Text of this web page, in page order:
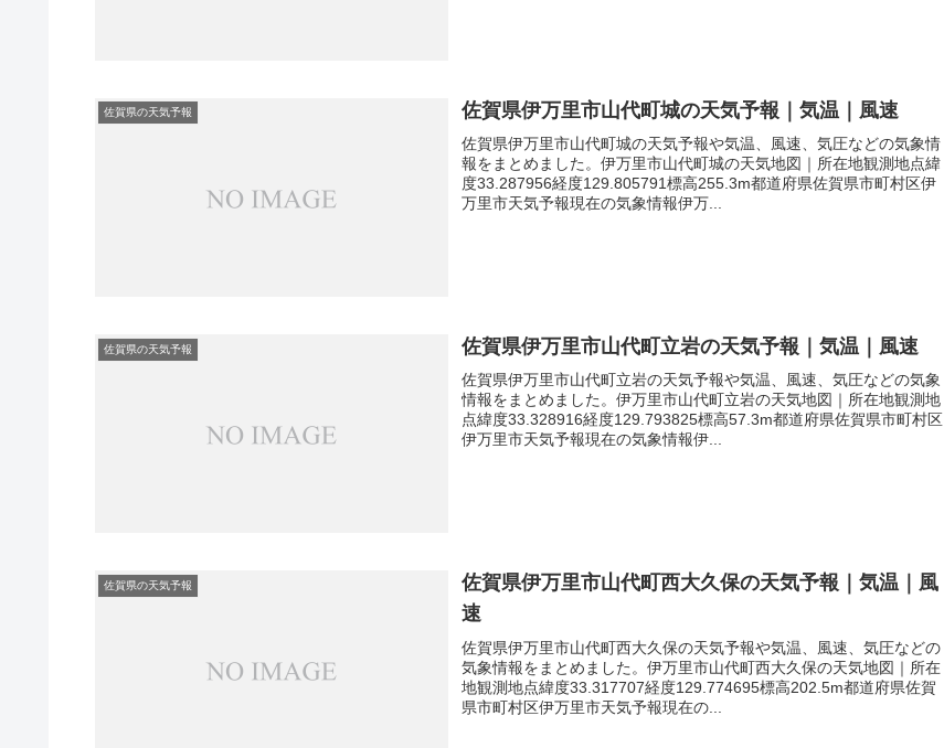
佐賀県の天気予報 佐賀県伊万里市山代町城の天気予報｜気温｜風速
佐賀県伊万里市山代町城の天気予報や気温、風速、気圧などの気象情
報をまとめました。伊万里市山代町城の天気地図｜所在地観測地点緯
度33.287956経度129.805791標高255.3m都道府県佐賀県市町村区伊
万里市天気予報現在の気象情報伊万...
佐賀県の天気予報 佐賀県伊万里市山代町立岩の天気予報｜気温｜風速
佐賀県伊万里市山代町立岩の天気予報や気温、風速、気圧などの気象
情報をまとめました。伊万里市山代町立岩の天気地図｜所在地観測地
点緯度33.328916経度129.793825標高57.3m都道府県佐賀県市町村区
伊万里市天気予報現在の気象情報伊...
佐賀県の天気予報
佐賀県伊万里市山代町西大久保の天気予報｜気温｜風
速
佐賀県伊万里市山代町西大久保の天気予報や気温、風速、気圧などの
気象情報をまとめました。伊万里市山代町西大久保の天気地図｜所在
地観測地点緯度33.317707経度129.774695標高202.5m都道府県佐賀
県市町村区伊万里市天気予報現在の...